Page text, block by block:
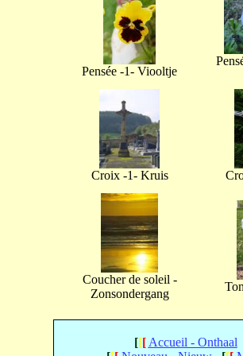
Pensée -1- Viooltje
Croix -1- Kruis
Coucher de soleil -
Zonsondergang
[[[ Accueil - Onthaal